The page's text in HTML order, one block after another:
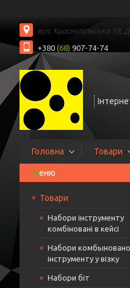
вул. Краснопільська 19,
+380 (68) 907-74-74
Головна Товари
Товари
Набори інструменту
комбіновані в кейсі
Набори
інструменту у візку
Набори біт